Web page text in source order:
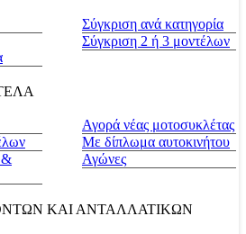
Σύγκριση ανά κατηγορία
Σύγκριση 2 ή 3 μοντέλων
&
Αγορά νέας μοτοσυκλέτας
Με δίπλωμα αυτοκινήτου
Αγώνες
ΚΑΙ ΑΝΤΑΛΛΑΤΙΚΩΝ